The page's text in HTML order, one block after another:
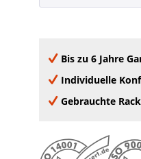
Bis zu 6 Jahre
Individuelle
Gebrauchte